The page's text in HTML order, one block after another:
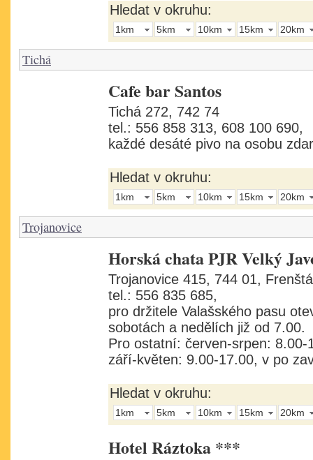
Hledat v okruhu:
1km 5km 10km 15km 20km
Tichá
Cafe bar Santos
Tichá 272, 742 74
tel.: 556 858 313, 608 100 690,
každé desáté pivo na osobu
Hledat v okruhu:
1km 5km 10km 15km 20km
Trojanovice
Horská chata PJR Velký
Trojanovice 415, 744 01,
tel.: 556 835 685,
pro držitele Valašského pasu
sobotách a nedělích již od 7.00.
Pro ostatní: červen-srpen: 8.00-
září-květen: 9.00-17.00, v po
Hledat v okruhu:
1km 5km 10km 15km 20km
Hotel Ráztoka ***